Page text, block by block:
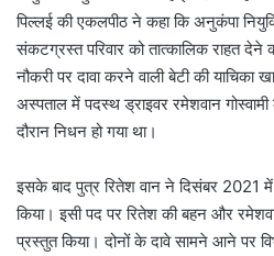
पिल्लई की एकलपीठ ने कहा कि अनुकंपा
संकटग्रस्त परिवार को तात्कालिक राहत देने
नौकरी पर दावा करने वाली बेटी की याचिका
अस्पताल में पदस्थ ड्राइवर रमेशवान
दौरान निधन हो गया था।
इसके बाद पुत्र रितेश वान ने दिसंबर 2021
किया। इसी पद पर रितेश की बहन और
प्रस्तुत किया। दोनों के दावे सामने आने पर